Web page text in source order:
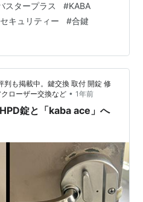
の「PR」シリンダーが、
いました。 お客様より「防
望頂きましたので、KABAの
したところ、防犯性を気に
成約となりました。 なお、
スタープラス #KABA
セキュリティー #合鍵
判も掲載中。鍵交換 取付 開錠 修
ローザー交換など • 1年前
錠と「kaba ace」へ